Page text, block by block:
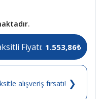
Fiyatı: 1.553,86₺
alışveriş fırsatı! ❯